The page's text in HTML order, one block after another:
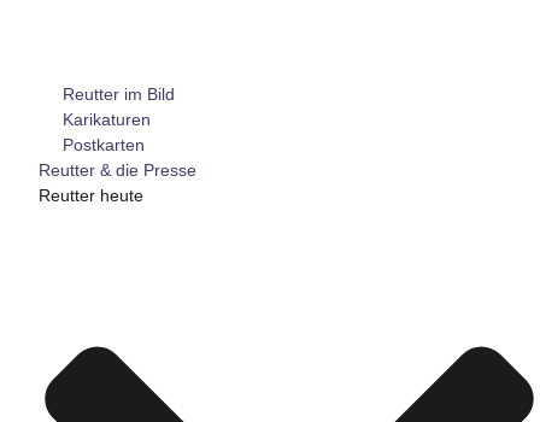
Reutter im Bild
Karikaturen
Postkarten
Reutter & die Presse
Reutter heute